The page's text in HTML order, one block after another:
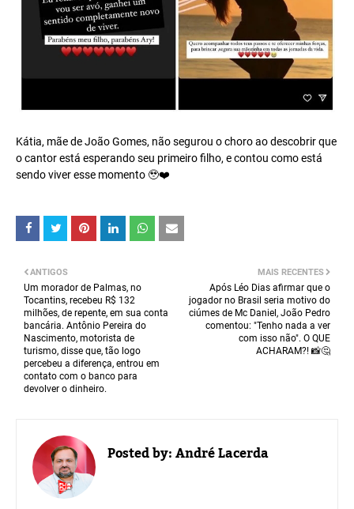
Kátia, mãe de João Gomes, não segurou o choro ao descobrir que
o cantor está esperando seu primeiro filho, e contou como está
sendo viver esse momento 🥹❤️
MAIS RECENTES
Após Léo Dias afirmar que o
jogador no Brasil seria motivo do
ciúmes de Mc Daniel, João Pedro
comentou: "Tenho nada a ver
com isso não". O QUE
ACHARAM?! 📸🤔
ANTIGOS
Um morador de Palmas, no
Tocantins, recebeu R$ 132
milhões, de repente, em sua conta
bancária. Antônio Pereira do
Nascimento, motorista de
turismo, disse que, tão logo
percebeu a diferença, entrou em
contato com o banco para
devolver o dinheiro.
Posted by:André Lacerda